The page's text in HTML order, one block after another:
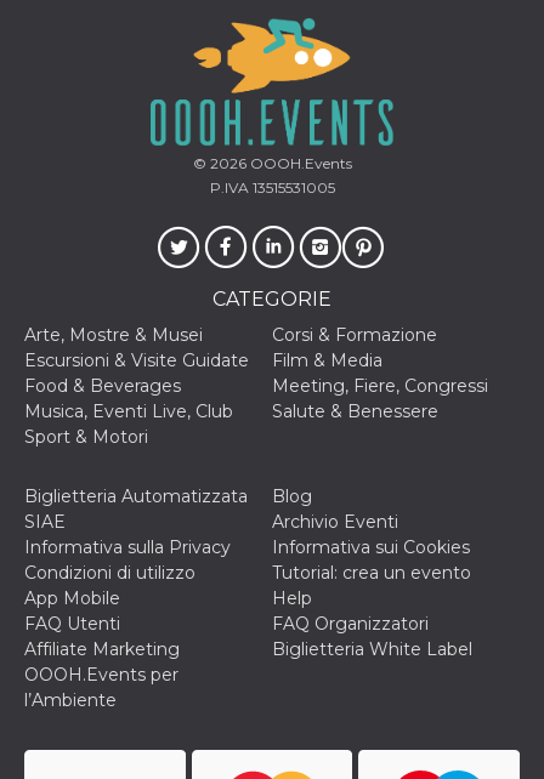
© 2026OOOH.Events
P.IVA 13515531005
CATEGORIE
Arte, Mostre & Musei
Corsi & Formazione
Escursioni & Visite Guidate
Film & Media
Food & Beverages
Meeting, Fiere, Congressi
Musica, Eventi Live, Club
Salute & Benessere
Sport & Motori
Biglietteria Automatizzata
SIAE
Blog
Archivio Eventi
Informativa sulla Privacy
Informativa sui Cookies
Condizioni di utilizzo
Tutorial: crea un evento
App Mobile
Help
FAQ Utenti
FAQ Organizzatori
Affiliate Marketing
Biglietteria White Label
OOOH.Events per
l’Ambiente